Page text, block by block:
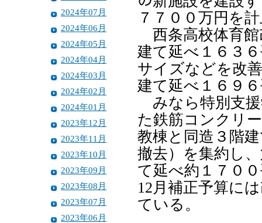
2024年07月
2024年06月
2024年05月
2024年04月
2024年03月
2024年02月
2024年01月
2023年12月
2023年11月
2023年10月
2023年09月
2023年08月
2023年07月
2023年06月
７７００万円を
西条高校体育館
建て延べ１６３
サイズなどを改
建て延べ１６９
みなら特別支援
た鉄筋コンクリ
教棟と同造３階
撤去）を集約し
て延べ約１７０
12月補正予算に
ている。